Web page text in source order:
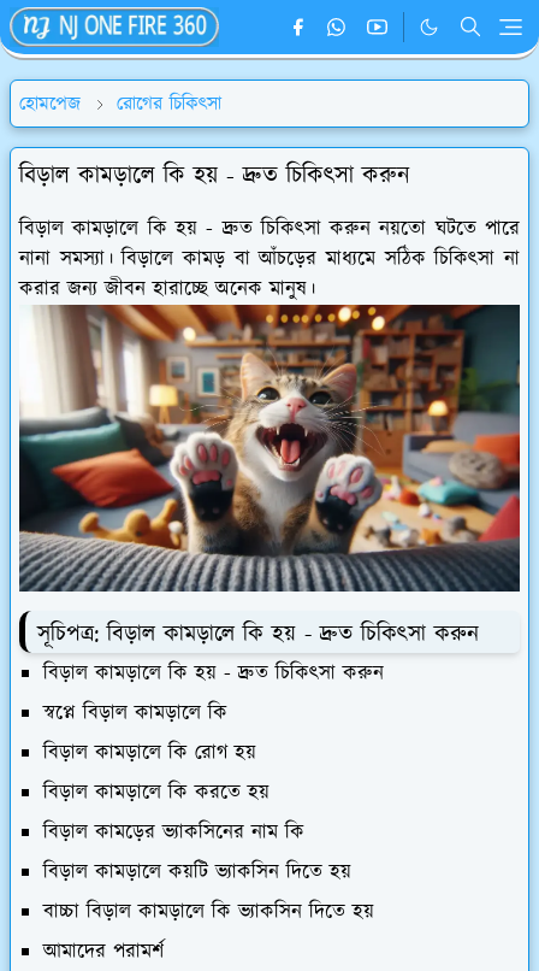
হোমপেজ রোগের চিকিৎসা
বিড়াল কামড়ালে কি হয় - দ্রুত চিকিৎসা করুন
বিড়াল কামড়ালে কি হয় - দ্রুত চিকিৎসা করুন নয়তো ঘটতে পারে
নানা সমস্যা। বিড়ালে কামড় বা আঁচড়ের মাধ্যমে সঠিক চিকিৎসা না
করার জন্য জীবন হারাচ্ছে অনেক মানুষ।
সূচিপত্র: বিড়াল কামড়ালে কি হয় - দ্রুত চিকিৎসা করুন
বিড়াল কামড়ালে কি হয় - দ্রুত চিকিৎসা করুন
স্বপ্নে বিড়াল কামড়ালে কি
বিড়াল কামড়ালে কি রোগ হয়
বিড়াল কামড়ালে কি করতে হয়
বিড়াল কামড়ের ভ্যাকসিনের নাম কি
বিড়াল কামড়ালে কয়টি ভ্যাকসিন দিতে হয়
বাচ্চা বিড়াল কামড়ালে কি ভ্যাকসিন দিতে হয়
আমাদের পরামর্শ